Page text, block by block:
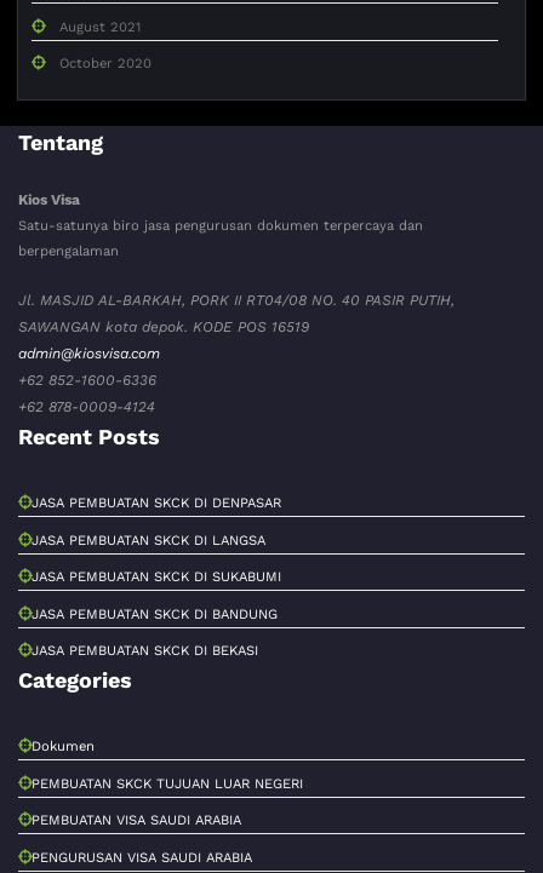
August 2021
October 2020
Tentang
Kios Visa
Satu-satunya biro jasa pengurusan dokumen terpercaya dan
berpengalaman
Jl. MASJID AL-BARKAH, PORK II RT04/08 NO. 40 PASIR PUTIH,
SAWANGAN kota depok. KODE POS 16519
admin@kiosvisa.com
+62 852-1600-6336
+62 878-0009-4124
Recent Posts
JASA PEMBUATAN SKCK DI DENPASAR
JASA PEMBUATAN SKCK DI LANGSA
JASA PEMBUATAN SKCK DI SUKABUMI
JASA PEMBUATAN SKCK DI BANDUNG
JASA PEMBUATAN SKCK DI BEKASI
Categories
Dokumen
PEMBUATAN SKCK TUJUAN LUAR NEGERI
PEMBUATAN VISA SAUDI ARABIA
PENGURUSAN VISA SAUDI ARABIA